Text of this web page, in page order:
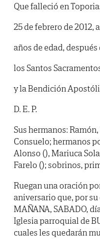
Que falleció en
25 de febrero de 2012,
años de edad,
los Santos
y la Bendición
D. E. P.
Sus hermanos:
Consuelo; hermanos
Alonso (), Mariuca
Farelo (); sobrinos,
Ruegan una oración
aniversario que, por
MAÑANA, SABADO,
Iglesia parroquial de
cuales les quedarán